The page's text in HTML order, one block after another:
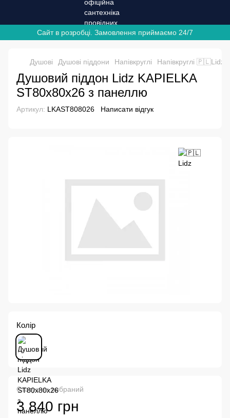
Сайт в розробці. Замовлення приймаємо 24/7
Душові Душові піддони Напівкруглі Напівкруглі 🇵🇱Lidz
Душовий піддон Lidz KAPIELKA
ST80x80x26 з панеллю
Артикул: LKAST808026 Написати відгук
Колір
Статус не вибраний
3 840 грн